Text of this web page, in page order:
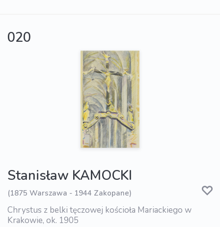
020
Stanisław KAMOCKI
(1875 Warszawa - 1944 Zakopane)
Chrystus z belki tęczowej kościoła Mariackiego w
Krakowie, ok. 1905